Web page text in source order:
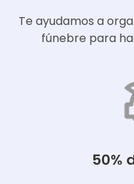
Te ayudamos a
fúnebre para
50%